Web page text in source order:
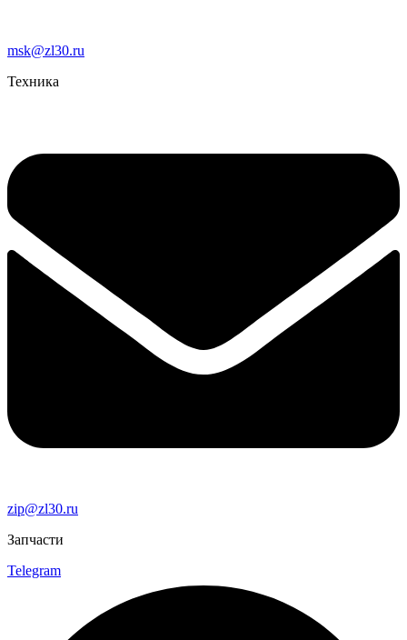
msk@zl30.ru
Техника
zip@zl30.ru
Запчасти
Telegram